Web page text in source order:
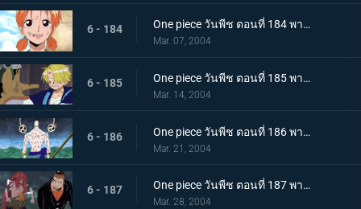
6 - 184 One piece วันพีช ตอนที่ 184 พากย์ไทย ลูฟี่ร่วงหล่น! การลงทันฑ์ของก๊อดกับความปรารถนาของนามิ!!
Mar. 07, 2004
6 - 185 One piece วันพีช ตอนที่ 185 พากย์ไทย ทั้งสองคนตื่นขึ้นแล้ว! ความช่วยเหลือแห่งรักอันรุ่มร้อน!!
Mar. 14, 2004
6 - 186 One piece วันพีช ตอนที่ 186 พากย์ไทย บทเพลงแห่งความสิ้นหวัง ความล่มสลายของเกาะแห่งท้องฟ้ามาเยือน!!
Mar. 21, 2004
6 - 187 One piece วันพีช ตอนที่ 187 พากย์ไทย เสียงระฆังชี้นำทาง! ตำนานแห่งยอดนักรบและนักสำรวจ
Mar. 28, 2004